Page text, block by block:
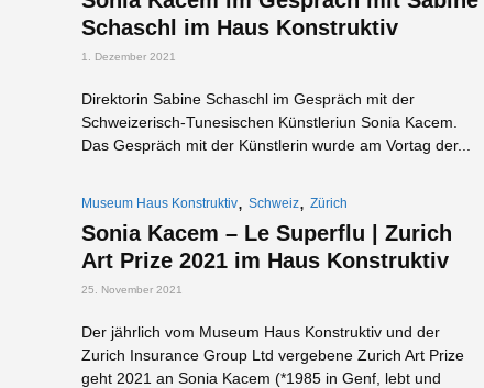
Schaschl im Haus Konstruktiv
1. Dezember 2021
Direktorin Sabine Schaschl im Gespräch mit der
Schweizerisch-Tunesischen Künstleriun Sonia Kacem.
Das Gespräch mit der Künstlerin wurde am Vortag der...
Museum Haus Konstruktiv, Schweiz, Zürich
Sonia Kacem – Le Superflu | Zurich
Art Prize 2021 im Haus Konstruktiv
25. November 2021
Der jährlich vom Museum Haus Konstruktiv und der
Zurich Insurance Group Ltd vergebene Zurich Art Prize
geht 2021 an Sonia Kacem (*1985 in Genf, lebt und